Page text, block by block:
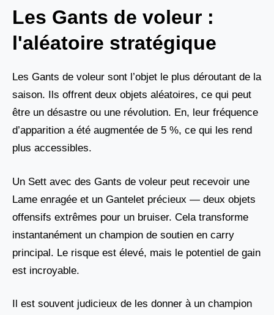
Les Gants de voleur :
l'aléatoire stratégique
Les Gants de voleur sont l’objet le plus déroutant de la
saison. Ils offrent deux objets aléatoires, ce qui peut
être un désastre ou une révolution. En, leur fréquence
d’apparition a été augmentée de 5 %, ce qui les rend
plus accessibles.
Un Sett avec des Gants de voleur peut recevoir une
Lame enragée et un Gantelet précieux — deux objets
offensifs extrêmes pour un bruiser. Cela transforme
instantanément un champion de soutien en carry
principal. Le risque est élevé, mais le potentiel de gain
est incroyable.
Il est souvent judicieux de les donner à un champion